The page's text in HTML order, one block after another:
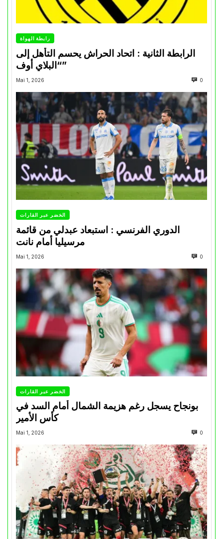
رابطة الهواة
الرابطة الثانية : اتحاد الحراش يحسم التأهل إلى
“البلاي أوف”
Mai 1, 2026 0
الخضر عبر القارات
الدوري الفرنسي : استبعاد عبدلي من قائمة
مرسيليا أمام نانت
Mai 1, 2026 0
الخضر عبر القارات
بونجاح يسجل رغم هزيمة الشمال أمام السد في
كأس الأمير
Mai 1, 2026 0